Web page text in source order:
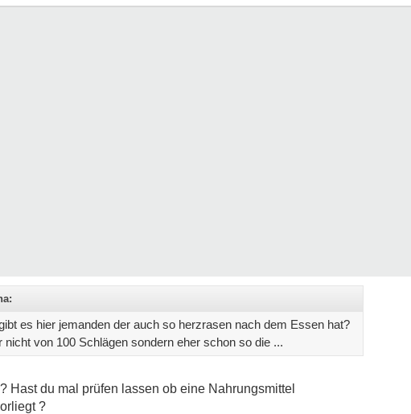
es hier jemanden der auch so herzrasen nach dem Essen hat?
nicht von 100 Schlägen sondern eher schon so die ...
Hast du mal prüfen lassen ob eine Nahrungsmittel
?